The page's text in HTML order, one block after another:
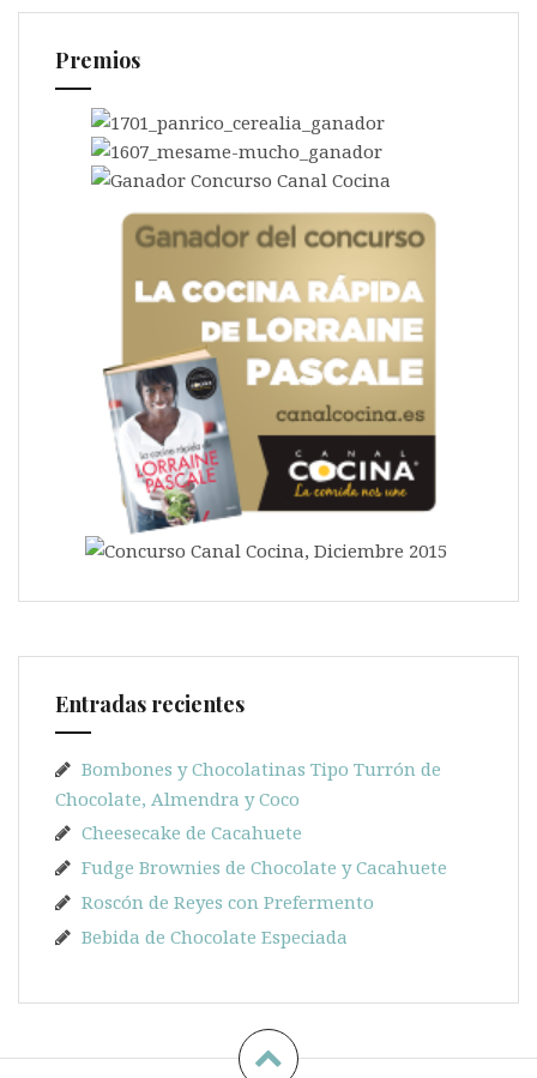
Premios
Entradas recientes
Bombones y Chocolatinas Tipo Turrón de
Chocolate, Almendra y Coco
Cheesecake de Cacahuete
Fudge Brownies de Chocolate y Cacahuete
Roscón de Reyes con Prefermento
Bebida de Chocolate Especiada